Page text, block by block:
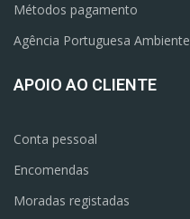
Métodos pagamento
Agência Portuguesa Ambiente
APOIO AO CLIENTE
Conta pessoal
Encomendas
Moradas registadas